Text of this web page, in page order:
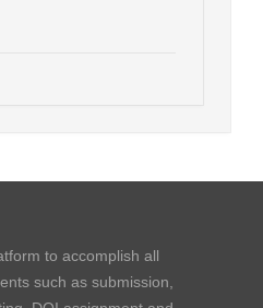
to accomplish all
such as submission,